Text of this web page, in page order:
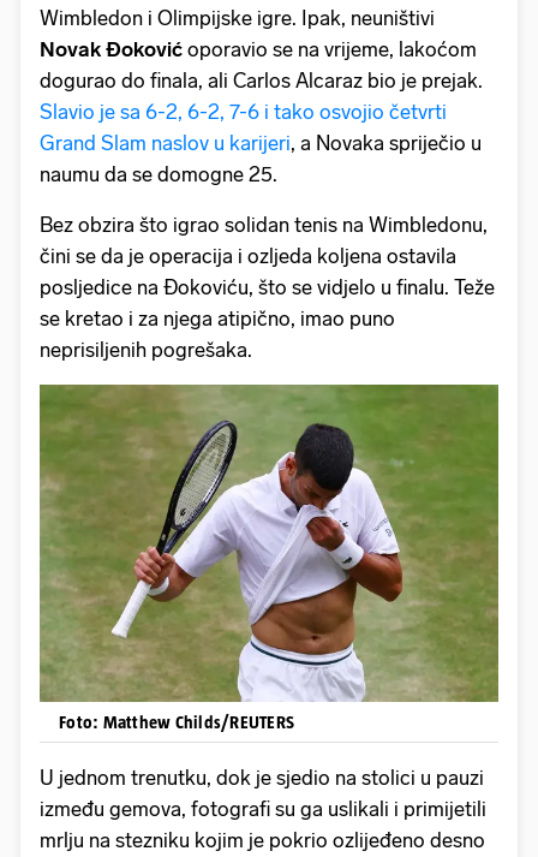
Wimbledon i Olimpijske igre. Ipak, neuništivi
Novak Đoković oporavio se na vrijeme, lakoćom
dogurao do finala, ali Carlos Alcaraz bio je prejak.
Slavio je sa 6-2, 6-2, 7-6 i tako osvojio četvrti
Grand Slam naslov u karijeri, a Novaka spriječio u
naumu da se domogne 25.
Bez obzira što igrao solidan tenis na Wimbledonu,
čini se da je operacija i ozljeda koljena ostavila
posljedice na Đokoviću, što se vidjelo u finalu. Teže
se kretao i za njega atipično, imao puno
neprisiljenih pogrešaka.
Foto: Matthew Childs/REUTERS
U jednom trenutku, dok je sjedio na stolici u pauzi
između gemova, fotografi su ga uslikali i primijetili
mrlju na stezniku kojim je pokrio ozlijeđeno desno